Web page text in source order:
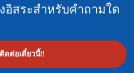
อิสระสำหรับคำถามใด
ติดต่อเดี๋ยวนี้!!